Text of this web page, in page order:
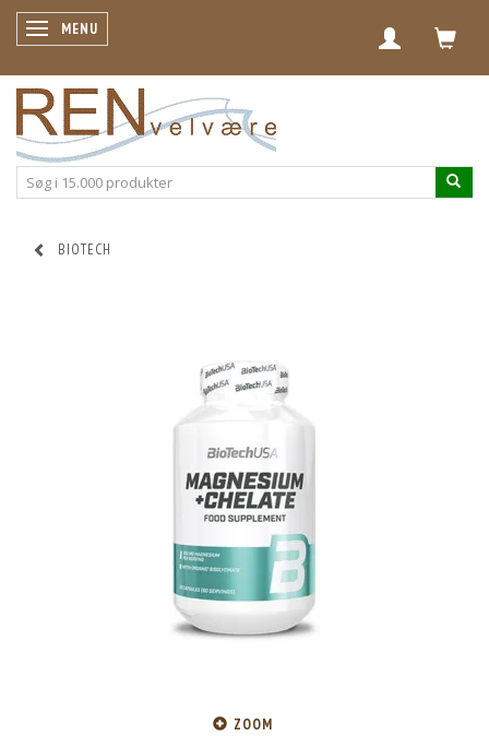
SKIFTE NAVIGATION
MENU
BIOTECH
ZOOM